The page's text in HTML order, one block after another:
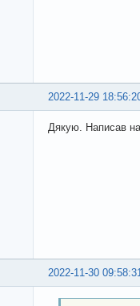
2022-11-29
Дякую. Написав
2022-11-30 09:58:31